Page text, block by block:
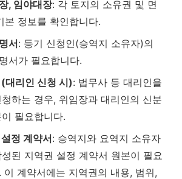
, 임야대장: 각 토지의 소유권 및 면
본 정보를 확인합니다.
서: 등기 신청인(승역지 소유자)의
서가 필요합니다.
대리인 신청 시): 법무사 등 대리인을
하는 경우, 위임장과 대리인의 신분
필요합니다.
정 계약서: 승역지와 요역지 소유자
된 지역권 설정 계약서 원본이 필요
이 계약서에는 지역권의 내용, 범위,